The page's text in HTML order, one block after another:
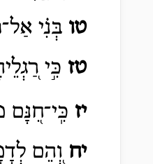
טו בְּנִ֗י
טז כִּ֣י
יז כִּֽי־חִ֭נָּם
יח וְ֭הֵם